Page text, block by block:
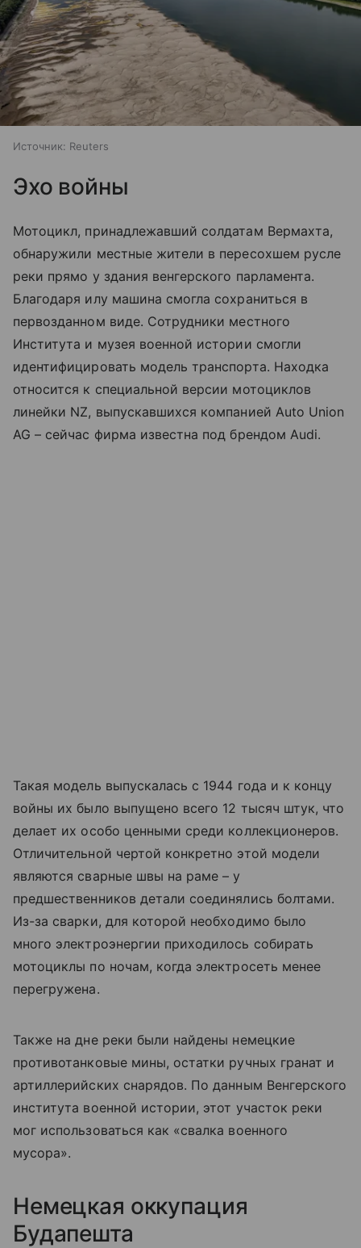
Источник: Reuters
Эхо войны
Мотоцикл, принадлежавший солдатам Вермахта,
обнаружили местные жители в пересохшем русле
реки прямо у здания венгерского парламента.
Благодаря илу машина смогла сохраниться в
первозданном виде. Сотрудники местного
Института и музея военной истории смогли
идентифицировать модель транспорта. Находка
относится к специальной версии мотоциклов
линейки NZ, выпускавшихся компанией Auto Union
AG – сейчас фирма известна под брендом Audi.
Такая модель выпускалась с 1944 года и к концу
войны их было выпущено всего 12 тысяч штук, что
делает их особо ценными среди коллекционеров.
Отличительной чертой конкретно этой модели
являются сварные швы на раме – у
предшественников детали соединялись болтами.
Из-за сварки, для которой необходимо было
много электроэнергии приходилось собирать
мотоциклы по ночам, когда электросеть менее
перегружена.
Также на дне реки были найдены немецкие
противотанковые мины, остатки ручных гранат и
артиллерийских снарядов. По данным Венгерского
института военной истории, этот участок реки
мог использоваться как «свалка военного
мусора».
Немецкая оккупация
Будапешта